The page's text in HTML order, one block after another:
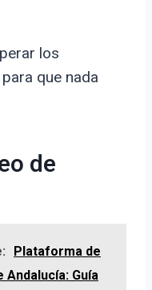
los
que nada
de
Plataforma de
Andalucía: Guía